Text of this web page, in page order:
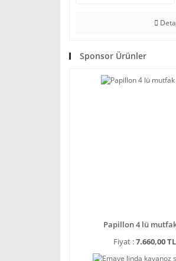
Sponsor Ürünler
Papillon 4 lü
Fiyat :7.660,00 TL